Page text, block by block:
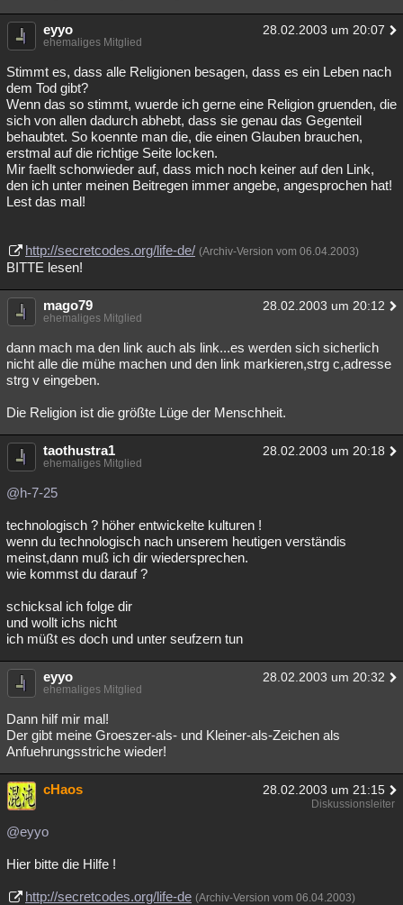
eyyo 28.02.2003 um 20:07
ehemaliges Mitglied
Stimmt es, dass alle Religionen besagen, dass es ein Leben nach
dem Tod gibt?
Wenn das so stimmt, wuerde ich gerne eine Religion gruenden, die
sich von allen dadurch abhebt, dass sie genau das Gegenteil
behaubtet. So koennte man die, die einen Glauben brauchen,
erstmal auf die richtige Seite locken.
Mir faellt schonwieder auf, dass mich noch keiner auf den Link,
den ich unter meinen Beitregen immer angebe, angesprochen hat!
Lest das mal!
http://secretcodes.org/life-de/ (Archiv-Version vom 06.04.2003)
BITTE lesen!
mago79 28.02.2003 um 20:12
ehemaliges Mitglied
dann mach ma den link auch als link...es werden sich sicherlich
nicht alle die mühe machen und den link markieren,strg c,adresse
strg v eingeben.
Die Religion ist die größte Lüge der Menschheit.
taothustra1 28.02.2003 um 20:18
ehemaliges Mitglied
@h-7-25
technologisch ? höher entwickelte kulturen !
wenn du technologisch nach unserem heutigen verständis
meinst,dann muß ich dir wiedersprechen.
wie kommst du darauf ?
schicksal ich folge dir
und wollt ichs nicht
ich müßt es doch und unter seufzern tun
eyyo 28.02.2003 um 20:32
ehemaliges Mitglied
Dann hilf mir mal!
Der gibt meine Groeszer-als- und Kleiner-als-Zeichen als
Anfuehrungsstriche wieder!
cHaos 28.02.2003 um 21:15
Diskussionsleiter
@eyyo
Hier bitte die Hilfe !
http://secretcodes.org/life-de (Archiv-Version vom 06.04.2003)